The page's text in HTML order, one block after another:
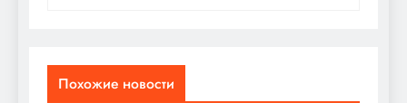
Похожие новости